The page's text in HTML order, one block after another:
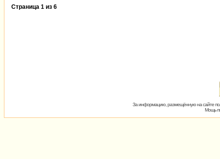
Страница 1 из 6
За информацию, размещённую на сайте
Мощь